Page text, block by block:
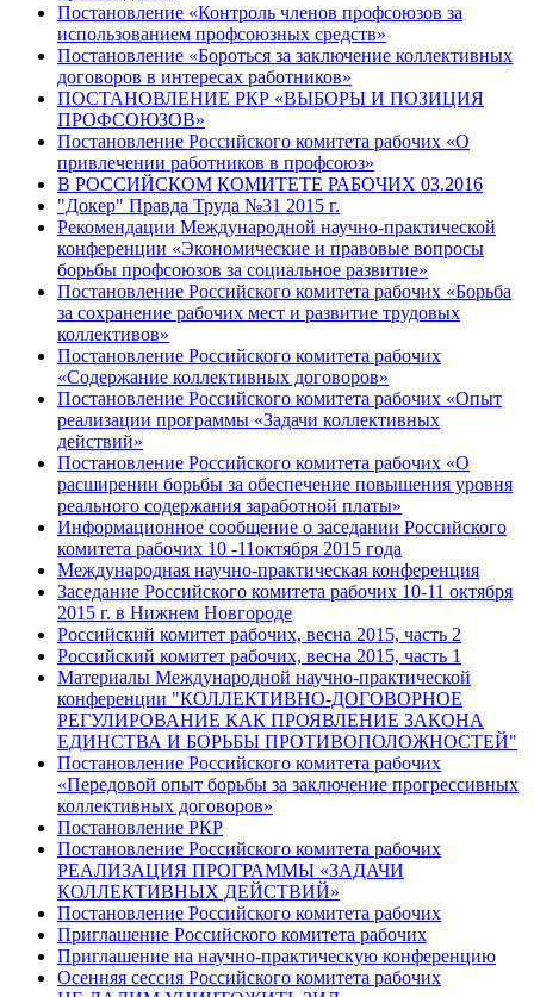
Постановление «Контроль членов профсоюзов за
использованием профсоюзных средств»
Постановление «Бороться за заключение коллективных
договоров в интересах работников»
ПОСТАНОВЛЕНИЕ РКР «ВЫБОРЫ И ПОЗИЦИЯ
ПРОФСОЮЗОВ»
Постановление Российского комитета рабочих «О
привлечении работников в профсоюз»
В РОССИЙСКОМ КОМИТЕТЕ РАБОЧИХ 03.2016
"Докер" Правда Труда №31 2015 г.
Рекомендации Международной научно-практической
конференции «Экономические и правовые вопросы
борьбы профсоюзов за социальное развитие»
Постановление Российского комитета рабочих «Борьба
за сохранение рабочих мест и развитие трудовых
коллективов»
Постановление Российского комитета рабочих
«Содержание коллективных договоров»
Постановление Российского комитета рабочих «Опыт
реализации программы «Задачи коллективных
действий»
Постановление Российского комитета рабочих «О
расширении борьбы за обеспечение повышения уровня
реального содержания заработной платы»
Информационное сообщение о заседании Российского
комитета рабочих 10 -11октября 2015 года
Международная научно-практическая конференция
Заседание Российского комитета рабочих 10-11 октября
2015 г. в Нижнем Новгороде
Российский комитет рабочих, весна 2015, часть 2
Российский комитет рабочих, весна 2015, часть 1
Материалы Международной научно-практической
конференции "КОЛЛЕКТИВНО-ДОГОВОРНОЕ
РЕГУЛИРОВАНИЕ КАК ПРОЯВЛЕНИЕ ЗАКОНА
ЕДИНСТВА И БОРЬБЫ ПРОТИВОПОЛОЖНОСТЕЙ"
Постановление Российского комитета рабочих
«Передовой опыт борьбы за заключение прогрессивных
коллективных договоров»
Постановление РКР
Постановление Российского комитета рабочих
РЕАЛИЗАЦИЯ ПРОГРАММЫ «ЗАДАЧИ
КОЛЛЕКТИВНЫХ ДЕЙСТВИЙ»
Постановление Российского комитета рабочих
Приглашение Российского комитета рабочих
Приглашение на научно-практическую конференцию
Осенняя сессия Российского комитета рабочих